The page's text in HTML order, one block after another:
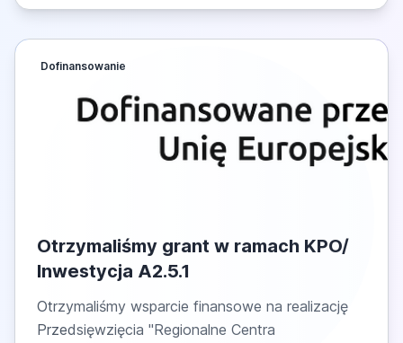
Dofinansowanie
Otrzymaliśmy grant w ramach KPO/
Inwestycja A2.5.1
Otrzymaliśmy wsparcie finansowe na realizację
Przedsięwzięcia "Regionalne Centra